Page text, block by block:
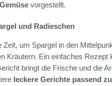
vorgestellt.
und Radieschen
Zeit, um Spargel in den
Kräutern. Ein einfaches Rezept
bringt die Frische und die
leckere Gerichte passend